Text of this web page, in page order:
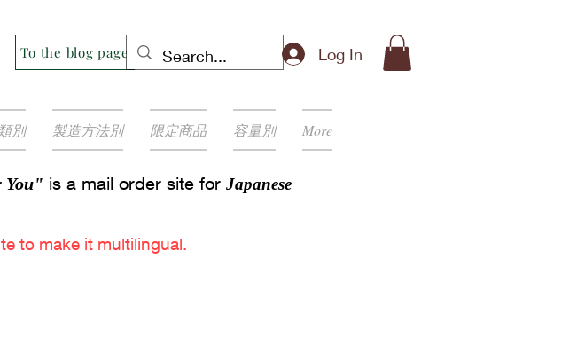
To the blog page Log In
別 製造方法別 限定商品 容量別 More
You" is a mail order site for Japanese
to make it multilingual.